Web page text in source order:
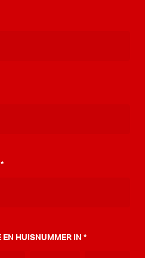
*
HUISNUMMER IN *